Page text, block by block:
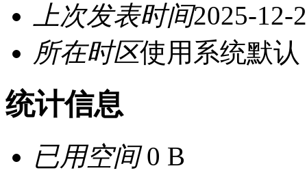
上次发表时间2025-12-
所在时区使用系统默认
统计信息
已用空间0 B